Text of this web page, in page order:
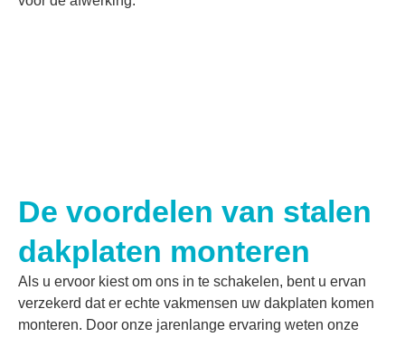
De voordelen van stalen
dakplaten monteren
Als u ervoor kiest om ons in te schakelen, bent u ervan
verzekerd dat er echte vakmensen uw dakplaten komen
monteren. Door onze jarenlange ervaring weten onze